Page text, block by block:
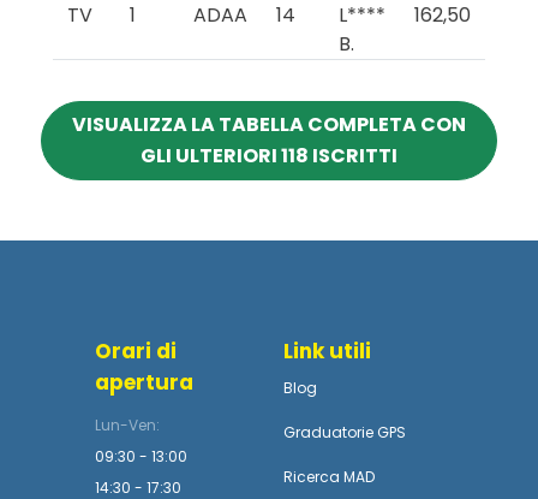
TV 1 ADAA 14
L****
B.
162,50
VISUALIZZA LA TABELLA COMPLETA CON
GLI ULTERIORI 118 ISCRITTI
Orari di
apertura
Lun-Ven:
09:30 - 13:00
14:30 - 17:30
Link utili
Blog
Graduatorie GPS
Ricerca MAD